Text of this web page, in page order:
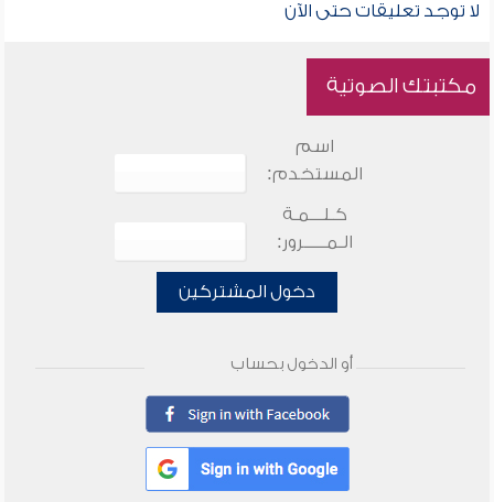
لا توجد تعليقات حتى الآن
مكتبتك الصوتية
اسم
المستخدم:
كـلـــمـة
الـمـــــرور:
دخول المشتركين
أو الدخول بحساب